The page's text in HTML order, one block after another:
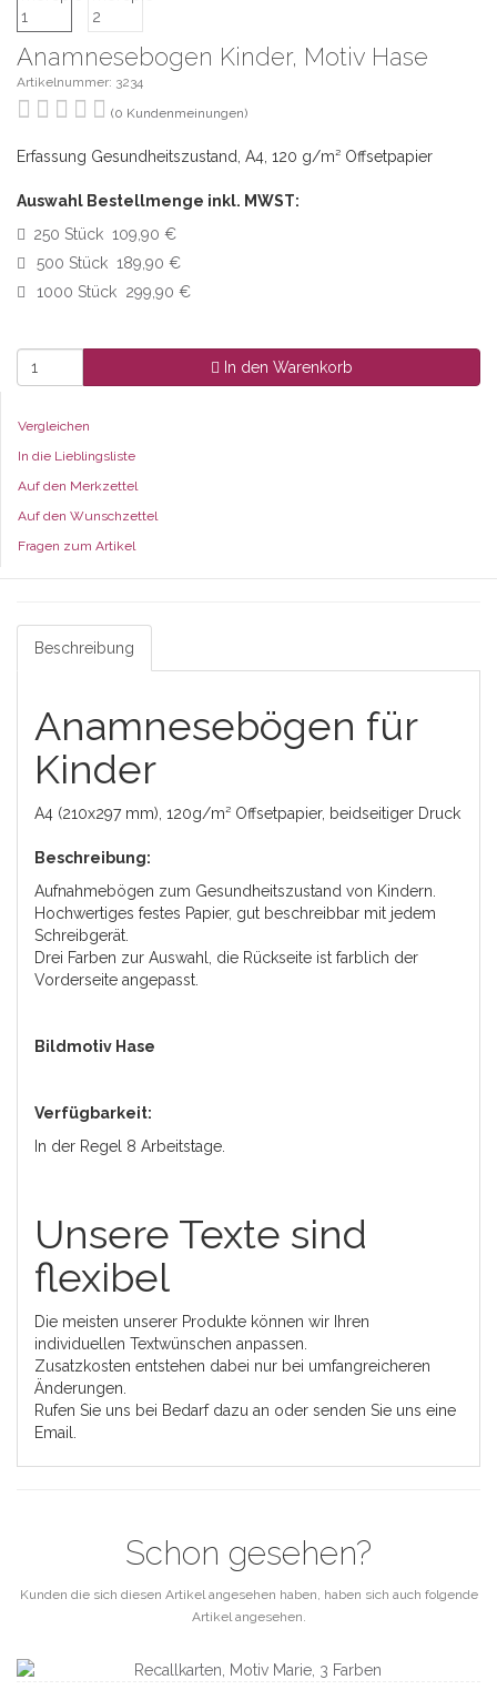
Anamnesebogen Kinder, Motiv Hase
Artikelnummer: 3234
(0 Kundenmeinungen)
Erfassung Gesundheitszustand, A4, 120 g/m² Offsetpapier
Auswahl Bestellmenge inkl. MWST:
250 Stück 109,90 €
500 Stück 189,90 €
1000 Stück 299,90 €
In den Warenkorb
Vergleichen
In die Lieblingsliste
Auf den Merkzettel
Auf den Wunschzettel
Fragen zum Artikel
Beschreibung
Anamnesebögen für
Kinder
A4 (210x297 mm), 120g/m² Offsetpapier, beidseitiger Druck
Beschreibung:
Aufnahmebögen zum Gesundheitszustand von Kindern.
Hochwertiges festes Papier, gut beschreibbar mit jedem
Schreibgerät.
Drei Farben zur Auswahl, die Rückseite ist farblich der
Vorderseite angepasst.
Bildmotiv Hase
Verfügbarkeit:
In der Regel 8 Arbeitstage.
Unsere Texte sind
flexibel
Die meisten unserer Produkte können wir Ihren
individuellen Textwünschen anpassen.
Zusatzkosten entstehen dabei nur bei umfangreicheren
Änderungen.
Rufen Sie uns bei Bedarf dazu an oder senden Sie uns eine
Email.
Schon gesehen?
Kunden die sich diesen Artikel angesehen haben, haben sich auch folgende
Artikel angesehen.